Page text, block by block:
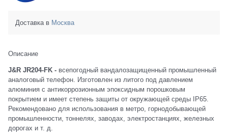
Доставка в Москва
Описание
J&R JR204-FK - всепогодный вандалозащищенный промышленный
аналоговый телефон. Изготовлен из литого под давлением
алюминия с антикоррозионным эпоксидным порошковым
покрытием и имеет степень защиты от окружающей среды IP65.
Рекомендовано для использования в метро, горнодобывающей
промышленности, тоннелях, заводах, электростанциях, железных
дорогах и т. д.